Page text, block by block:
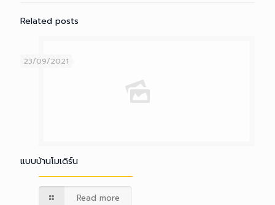
Related posts
23/09/2021
แบบบ้านโมเดิร์น
Read more